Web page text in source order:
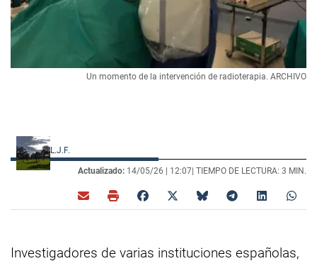
Un momento de la intervención de radioterapia. ARCHIVO
L.J.F.
Actualizado: 14/05/26 | 12:07| TIEMPO DE LECTURA: 3 MIN.
Investigadores de varias instituciones españolas,